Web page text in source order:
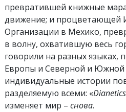
превратившей книжные
движение; и процветающей
Организации в Мехико,
в волну, охватившую весь
говорили на разных языках,
Европы и Северной и Южной
индивидуальные истории
разделяемую всеми: «Dianetics
изменяет мир – снова.